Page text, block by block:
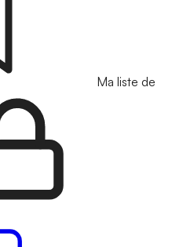
Ma liste de